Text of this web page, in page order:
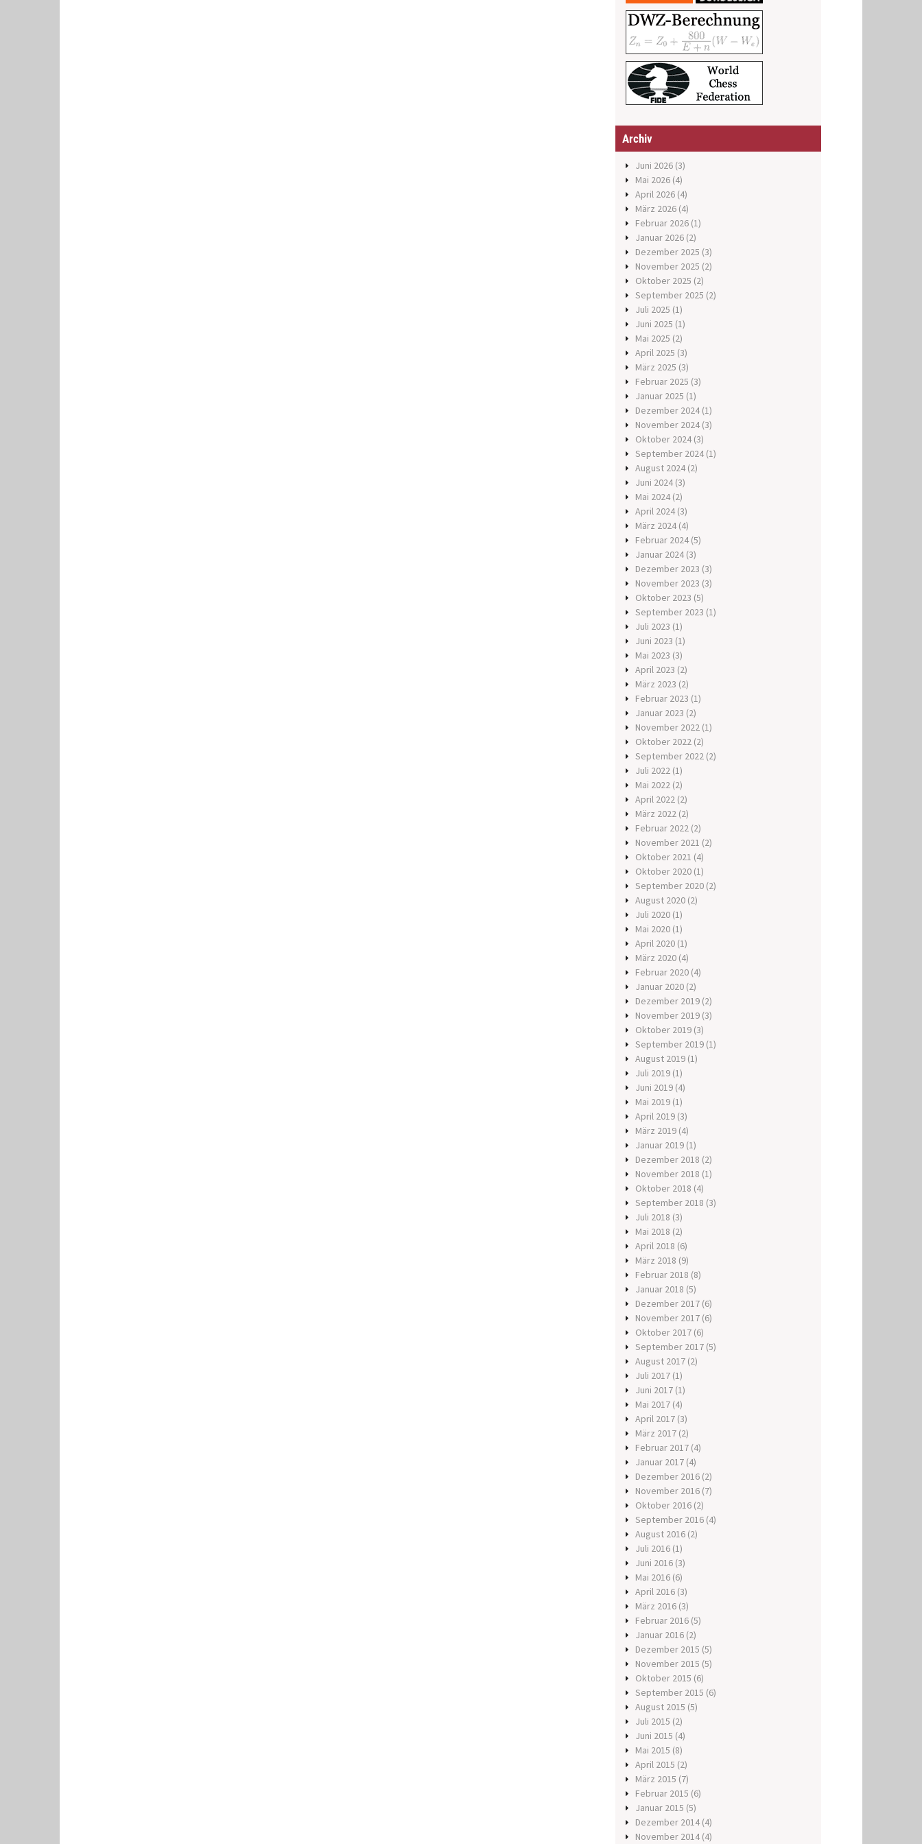
Archiv
Juni 2026 (3)
Mai 2026 (4)
April 2026 (4)
März 2026 (4)
Februar 2026 (1)
Januar 2026 (2)
Dezember 2025 (3)
November 2025 (2)
Oktober 2025 (2)
September 2025 (2)
Juli 2025 (1)
Juni 2025 (1)
Mai 2025 (2)
April 2025 (3)
März 2025 (3)
Februar 2025 (3)
Januar 2025 (1)
Dezember 2024 (1)
November 2024 (3)
Oktober 2024 (3)
September 2024 (1)
August 2024 (2)
Juni 2024 (3)
Mai 2024 (2)
April 2024 (3)
März 2024 (4)
Februar 2024 (5)
Januar 2024 (3)
Dezember 2023 (3)
November 2023 (3)
Oktober 2023 (5)
September 2023 (1)
Juli 2023 (1)
Juni 2023 (1)
Mai 2023 (3)
April 2023 (2)
März 2023 (2)
Februar 2023 (1)
Januar 2023 (2)
November 2022 (1)
Oktober 2022 (2)
September 2022 (2)
Juli 2022 (1)
Mai 2022 (2)
April 2022 (2)
März 2022 (2)
Februar 2022 (2)
November 2021 (2)
Oktober 2021 (4)
Oktober 2020 (1)
September 2020 (2)
August 2020 (2)
Juli 2020 (1)
Mai 2020 (1)
April 2020 (1)
März 2020 (4)
Februar 2020 (4)
Januar 2020 (2)
Dezember 2019 (2)
November 2019 (3)
Oktober 2019 (3)
September 2019 (1)
August 2019 (1)
Juli 2019 (1)
Juni 2019 (4)
Mai 2019 (1)
April 2019 (3)
März 2019 (4)
Januar 2019 (1)
Dezember 2018 (2)
November 2018 (1)
Oktober 2018 (4)
September 2018 (3)
Juli 2018 (3)
Mai 2018 (2)
April 2018 (6)
März 2018 (9)
Februar 2018 (8)
Januar 2018 (5)
Dezember 2017 (6)
November 2017 (6)
Oktober 2017 (6)
September 2017 (5)
August 2017 (2)
Juli 2017 (1)
Juni 2017 (1)
Mai 2017 (4)
April 2017 (3)
März 2017 (2)
Februar 2017 (4)
Januar 2017 (4)
Dezember 2016 (2)
November 2016 (7)
Oktober 2016 (2)
September 2016 (4)
August 2016 (2)
Juli 2016 (1)
Juni 2016 (3)
Mai 2016 (6)
April 2016 (3)
März 2016 (3)
Februar 2016 (5)
Januar 2016 (2)
Dezember 2015 (5)
November 2015 (5)
Oktober 2015 (6)
September 2015 (6)
August 2015 (5)
Juli 2015 (2)
Juni 2015 (4)
Mai 2015 (8)
April 2015 (2)
März 2015 (7)
Februar 2015 (6)
Januar 2015 (5)
Dezember 2014 (4)
November 2014 (4)